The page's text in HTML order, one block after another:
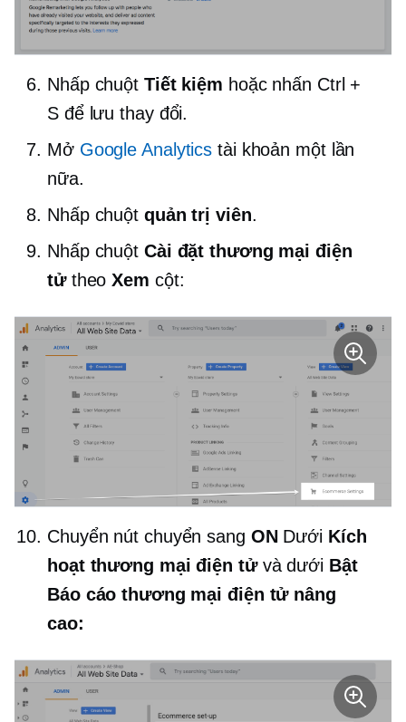
Nhấp chuột Tiết kiệm hoặc nhấn Ctrl +
S để lưu thay đổi.
Mở Google Analytics tài khoản một lần
nữa.
Nhấp chuột quản trị viên.
Nhấp chuột Cài đặt thương mại điện
tửtheoXem cột:
Chuyển nút chuyển sang ONDưới Kích
hoạt thương mại điện tử và dưới Bật
Báo cáo thương mại điện tử nâng
cao: